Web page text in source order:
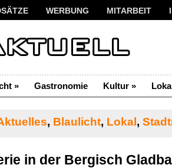
WERBUNG MITARBEIT
» Gastronomie Kultur »
, Blaulicht, Lokal ,
in der Bergisch